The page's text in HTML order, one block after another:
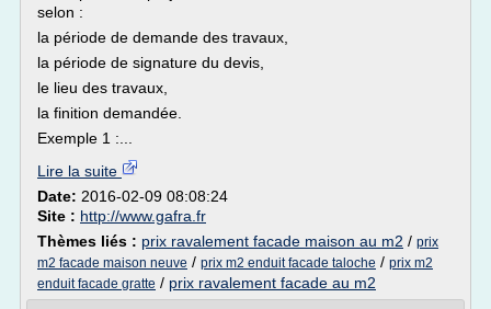
selon :
la période de demande des travaux,
la période de signature du devis,
le lieu des travaux,
la finition demandée.
Exemple 1 :...
Lire la suite
Date: 2016-02-09 08:08:24
Site : http://www.gafra.fr
Thèmes liés : prix ravalement facade maison au m2 / prix
m2 facade maison neuve / prix m2 enduit facade taloche / prix m2
enduit facade gratte / prix ravalement facade au m2